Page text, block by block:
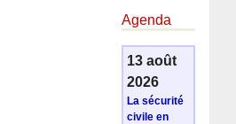
Agenda
13 août
2026
La sécurité
civile en